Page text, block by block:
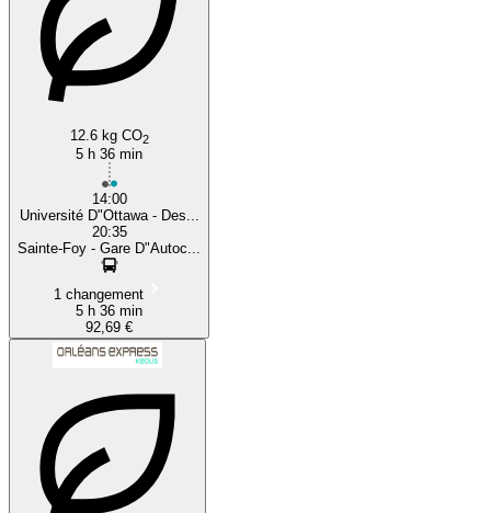
12.6 kg CO2
5 h 36 min
14:00
Université D"Ottawa - Des...
20:35
Sainte-Foy - Gare D"Autoc...
1 changement
5 h 36 min
92,69 €